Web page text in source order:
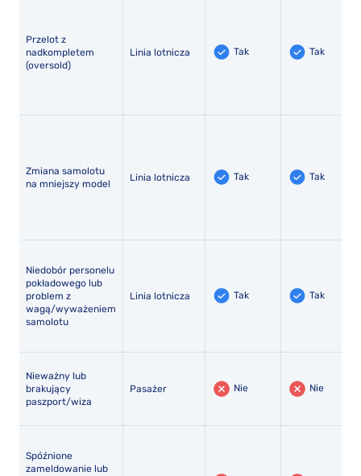
Przelot z
nadkompletem
(oversold)
Linia lotnicza Tak Tak
Zmiana samolotu
na mniejszy model
Linia lotnicza Tak Tak
Niedobór personelu
pokładowego lub
problem z
wagą/wyważeniem
samolotu
Linia lotnicza Tak Tak
Nieważny lub
brakujący
paszport/wiza
Pasażer Nie Nie
Spóźnione
zameldowanie lub